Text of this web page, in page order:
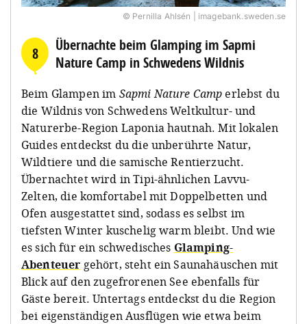
© Pernilla Ahlsén | imagebank.sweden.se
8
Übernachte beim Glamping im Sapmi
Nature Camp in Schwedens Wildnis
Beim Glampen im Sapmi Nature Camp erlebst du
die Wildnis von Schwedens Weltkultur- und
Naturerbe-Region Laponia hautnah. Mit lokalen
Guides entdeckst du die unberührte Natur,
Wildtiere und die samische Rentierzucht.
Übernachtet wird in Tipi-ähnlichen Lavvu-
Zelten, die komfortabel mit Doppelbetten und
Ofen ausgestattet sind, sodass es selbst im
tiefsten Winter kuschelig warm bleibt. Und wie
es sich für ein schwedisches Glamping-
Abenteuer gehört, steht ein Saunahäuschen mit
Blick auf den zugefrorenen See ebenfalls für
Gäste bereit. Untertags entdeckst du die Region
bei eigenständigen Ausflügen wie etwa beim